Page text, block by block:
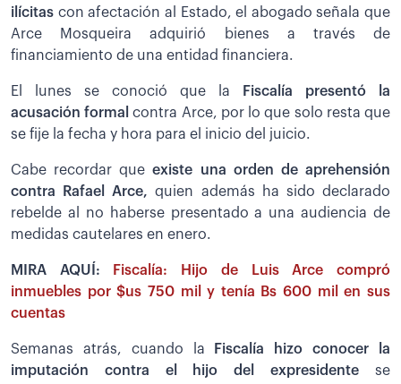
ilícitas con afectación al Estado, el abogado señala que
Arce Mosqueira adquirió bienes a través de
financiamiento de una entidad financiera.
El lunes se conoció que la
Fiscalía presentó la
acusación formal contra Arce, por lo que solo resta que
se fije la fecha y hora para el inicio del juicio.
Cabe recordar que existe una orden de aprehensión
contra Rafael Arce,quien además ha sido declarado
rebelde al no haberse presentado a una audiencia de
medidas cautelares en enero.
MIRA AQUÍ:
Fiscalía: Hijo de Luis Arce compró
inmuebles por $us 750 mil y tenía Bs 600 mil en sus
cuentas
Semanas atrás, cuando la Fiscalía hizo conocer la
imputación contra el hijo del expresidente se